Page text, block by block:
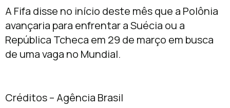
A Fifa disse no início deste mês que a Polônia
avançaria para enfrentar a Suécia ou a
República Tcheca em 29 de março em busca
de uma vaga no Mundial.
Créditos – Agência Brasil